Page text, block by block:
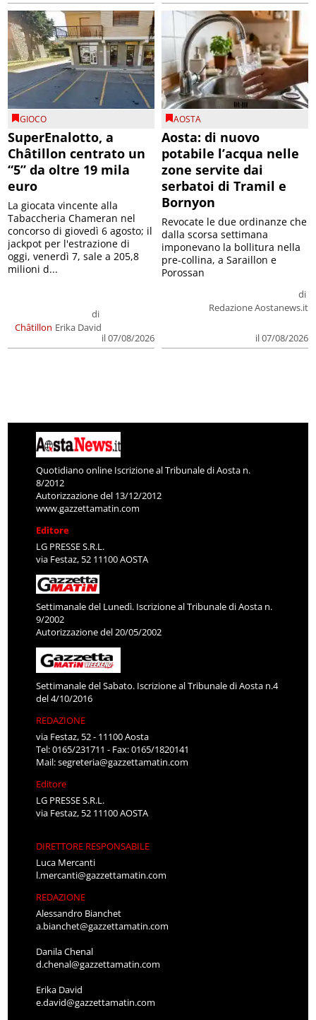
GIOCO
SuperEnalotto, a
Châtillon centrato un
“5” da oltre 19 mila
euro
Châtillon
di
Erika David
il 07/08/2026
La giocata vincente alla
Tabaccheria Chameran nel
concorso di giovedì 6 agosto; il
jackpot per l'estrazione di
oggi, venerdì 7, sale a 205,8
milioni d...
AOSTA
Aosta: di nuovo
potabile l’acqua nelle
zone servite dai
serbatoi di Tramil e
Bornyon
di
Redazione Aostanews.it
il 07/08/2026
Revocate le due ordinanze che
dalla scorsa settimana
imponevano la bollitura nella
pre-collina, a Saraillon e
Porossan
Quotidiano online Iscrizione al Tribunale di Aosta n.
8/2012
Autorizzazione del 13/12/2012
www.gazzettamatin.com
Editore
LG PRESSE S.R.L.
via Festaz, 52 11100 AOSTA
Settimanale del Lunedì. Iscrizione al Tribunale di Aosta n.
9/2002
Autorizzazione del 20/05/2002
Settimanale del Sabato. Iscrizione al Tribunale di Aosta n.4
del 4/10/2016
REDAZIONE
via Festaz, 52 - 11100 Aosta
Tel: 0165/231711 - Fax: 0165/1820141
Mail:segreteria@gazzettamatin.com
Editore
LG PRESSE S.R.L.
via Festaz, 52 11100 AOSTA
DIRETTORE RESPONSABILE
Luca Mercanti
l.mercanti@gazzettamatin.com
REDAZIONE
Alessandro Bianchet
a.bianchet@gazzettamatin.com
Danila Chenal
d.chenal@gazzettamatin.com
Erika David
e.david@gazzettamatin.com